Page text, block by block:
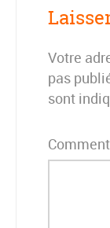
Votre
pas
sont